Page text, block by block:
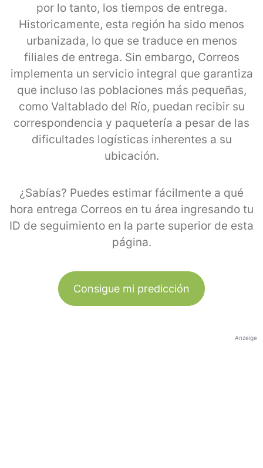
por lo tanto, los tiempos de entrega.
Historicamente, esta región ha sido menos
urbanizada, lo que se traduce en menos
filiales de entrega. Sin embargo, Correos
implementa un servicio integral que garantiza
que incluso las poblaciones más pequeñas,
como Valtablado del Río, puedan recibir su
correspondencia y paquetería a pesar de las
dificultades logísticas inherentes a su
ubicación.
¿Sabías? Puedes estimar fácilmente a qué
hora entrega Correos en tu área ingresando tu
ID de seguimiento en la parte superior de esta
página.
Consigue mi predicción
Anzeige